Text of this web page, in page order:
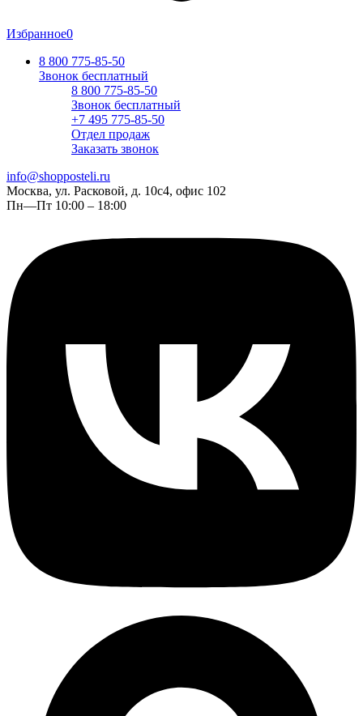
Избранное0
8 800 775-85-50
Звонок бесплатный
8 800 775-85-50
Звонок бесплатный
+7 495 775-85-50
Отдел продаж
Заказать звонок
info@shopposteli.ru
Москва, ул. Расковой, д. 10с4, офис 102
Пн—Пт 10:00 – 18:00